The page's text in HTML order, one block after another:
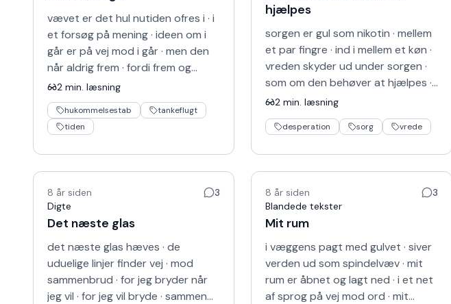
vævet er det hul nutiden ofres i · i
et forsøg på mening · ideen om i
går er på vej mod i går · men den
når aldrig frem · fordi frem og
tilbage aldrig er lige langt · i ringen
fra …
2 min. læsning
hukommelsestab
tankeflugt
tiden
hjælpes
sorgen er gul som nikotin · mellem
et par fingre · ind i mellem et køn ·
vreden skyder ud under sorgen ·
som om den behøver at hjælpes ·
bedøvet med vold · indtil den
finder sig i …
2 min. læsning
desperation sorg vrede
8 år siden
3
Digte
Det næste glas
det næste glas hæves · de
uduelige linjer finder vej · mod
sammenbrud · for jeg bryder når
jeg vil · for jeg vil bryde · sammen
8 år siden
3
Blandede tekster
Mit rum
i væggens pagt med gulvet · siver
verden ud som spindelvæv · mit
rum er åbnet og lagt ned · i et net
af sprog på vej mod ord · mit